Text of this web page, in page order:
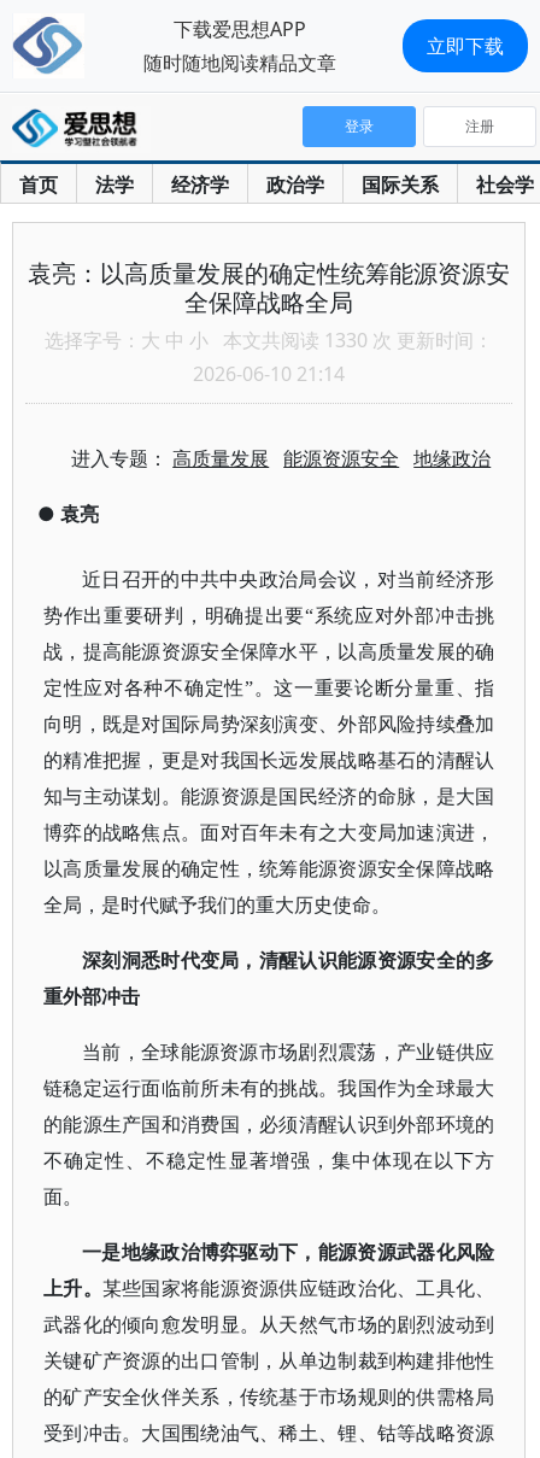
首页 法学 经济学 政治学 国际关系 社会学
登录 注册
袁亮：以高质量发展的确定性统筹能源资源安
全保障战略全局
选择字号： 大 中 小 本文共阅读 1330 次 更新时间：
2026-06-10 21:14
进入专题：高质量发展 能源资源安全 地缘政治
● 袁亮
近日召开的中共中央政治局会议，对当前经济形
势作出重要研判，明确提出要“系统应对外部冲击挑
战，提高能源资源安全保障水平，以高质量发展的确
定性应对各种不确定性”。这一重要论断分量重、指
向明，既是对国际局势深刻演变、外部风险持续叠加
的精准把握，更是对我国长远发展战略基石的清醒认
知与主动谋划。能源资源是国民经济的命脉，是大国
博弈的战略焦点。面对百年未有之大变局加速演进，
以高质量发展的确定性，统筹能源资源安全保障战略
全局，是时代赋予我们的重大历史使命。
深刻洞悉时代变局，清醒认识能源资源安全的多
重外部冲击
当前，全球能源资源市场剧烈震荡，产业链供应
链稳定运行面临前所未有的挑战。我国作为全球最大
的能源生产国和消费国，必须清醒认识到外部环境的
不确定性、不稳定性显著增强，集中体现在以下方
面。
一是地缘政治博弈驱动下，能源资源武器化风险
上升。 某些国家将能源资源供应链政治化、工具化、
武器化的倾向愈发明显。从天然气市场的剧烈波动到
关键矿产资源的出口管制，从单边制裁到构建排他性
的矿产安全伙伴关系，传统基于市场规则的供需格局
受到冲击。大国围绕油气、稀土、锂、钴等战略资源
下载爱思想APP
随时随地阅读精品文章
立即下载